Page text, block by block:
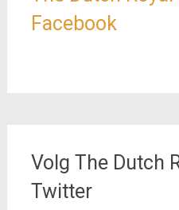
Facebook
Volg The Dutch
Twitter